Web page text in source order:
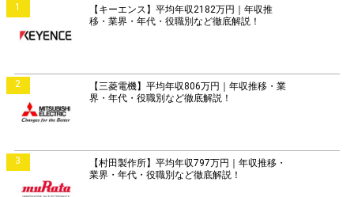
1
【キーエンス】平均年収2182万円｜年収推
移・業界・年代・役職別など徹底解説！
2
【三菱電機】平均年収806万円｜年収推移・業
界・年代・役職別など徹底解説！
3
【村田製作所】平均年収797万円｜年収推移・
業界・年代・役職別など徹底解説！